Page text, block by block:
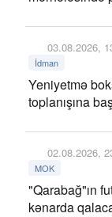
03.08.2026,
İdman
Yeniyetmə
toplanışına
02.08.2026,
MOK
"Qarabağ"ın
kənarda